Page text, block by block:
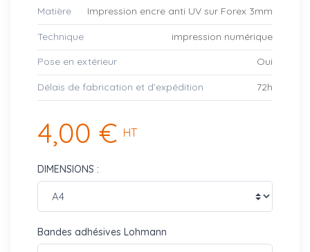
Matière Impression encre anti UV sur Forex 3mm
Technique impression numérique
Pose en extérieur Oui
Délais de fabrication et d’expédition 72h
4,00 € HT
DIMENSIONS :
Bandes adhésives Lohmann